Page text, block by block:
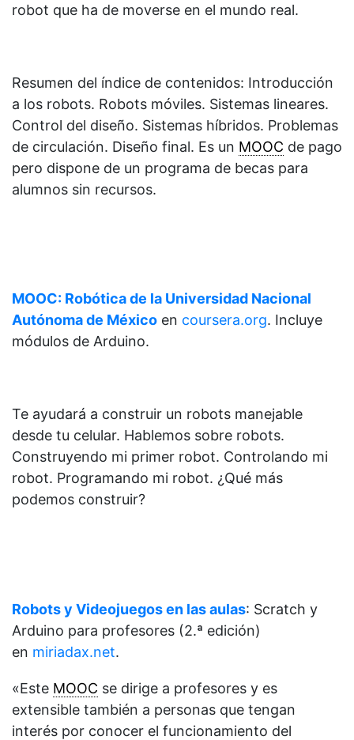
robot que ha de moverse en el mundo real.
Resumen del índice de contenidos: Introducción
a los robots. Robots móviles. Sistemas lineares.
Control del diseño. Sistemas híbridos. Problemas
de circulación. Diseño final. Es un MOOC de pago
pero dispone de un programa de becas para
alumnos sin recursos.
MOOC: Robótica de la Universidad Nacional
Autónoma de México en coursera.org. Incluye
módulos de Arduino.
Te ayudará a construir un robots manejable
desde tu celular. Hablemos sobre robots.
Construyendo mi primer robot. Controlando mi
robot. Programando mi robot. ¿Qué más
podemos construir?
Robots y Videojuegos en las aulas: Scratch y
Arduino para profesores (2.ª edición)
en miriadax.net.
«Este MOOC se dirige a profesores y es
extensible también a personas que tengan
interés por conocer el funcionamiento del